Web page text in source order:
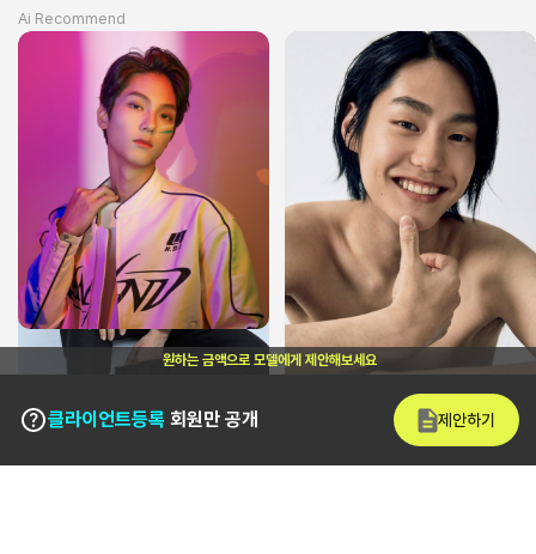
Ai Recommend
원하는 금액으로 모델에게 제안해보세요
클라이언트등록 회원만 공개 제안하기